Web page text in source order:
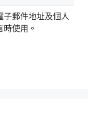
子郵件地址及個人
使用。